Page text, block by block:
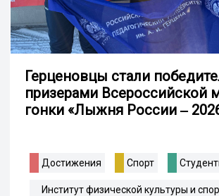
Герценовцы стали
призерами Всероссийской
гонки «Лыжня России ‒
Достижения Спорт
Институт физической культуры и